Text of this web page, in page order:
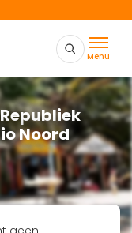
Menu
Noord